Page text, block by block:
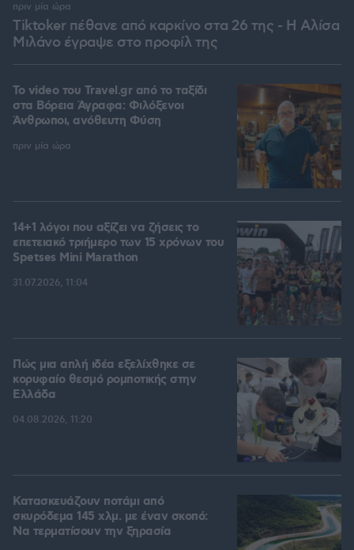
Tiktoker πέθανε από καρκίνο στα 26 της - Η Αλίσα
Μιλάνο έγραψε στο προφίλ της
πριν μία ώρα
To video του Travel.gr από το ταξίδι
στα Βόρεια Άγραφα: Φιλόξενοι
Άνθρωποι, ανόθευτη Φύση
πριν μία ώρα
14+1 λόγοι που αξίζει να ζήσεις το
επετειακό τριήμερο των 15 χρόνων του
Spetses Mini Marathon
31.07.2026, 11:04
Πώς μια απλή ιδέα εξελίχθηκε σε
κορυφαίο θεσμό ρομποτικής στην
Ελλάδα
04.08.2026, 11:20
Κατασκευάζουν ποτάμι από
σκυρόδεμα 145 χλμ. με έναν σκοπό:
Να τερματίσουν την ξηρασία